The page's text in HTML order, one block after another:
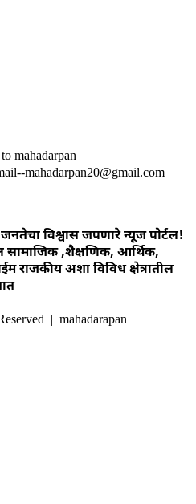
mahadarpan
mahadarpan20@gmail.com
विश्वास जपणारे न्यूज पोर्टल!
सामाजिक ,शैक्षणिक, आर्थिक,
राजकीय अशा विविध क्षेत्रातील
| mahadarapan